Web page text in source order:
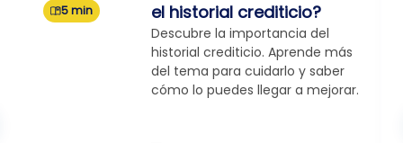
5 min
el historial crediticio?
Descubre la importancia del
historial crediticio. Aprende más
del tema para cuidarlo y saber
cómo lo puedes llegar a mejorar.